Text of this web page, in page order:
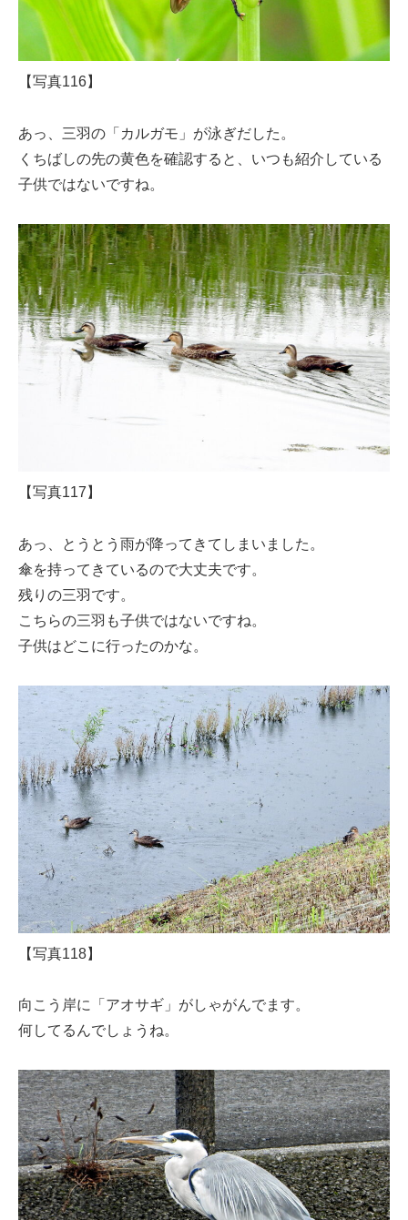
【写真116】
あっ、三羽の「カルガモ」が泳ぎだした。
くちばしの先の黄色を確認すると、いつも紹介している
子供ではないですね。
【写真117】
あっ、とうとう雨が降ってきてしまいました。
傘を持ってきているので大丈夫です。
残りの三羽です。
こちらの三羽も子供ではないですね。
子供はどこに行ったのかな。
【写真118】
向こう岸に「アオサギ」がしゃがんでます。
何してるんでしょうね。